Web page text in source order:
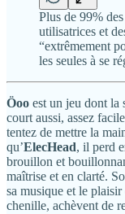
Plus de 99%
utilisatrices et
“extrêmement
les seules à se
Öoo est un jeu dont la
court aussi, assez
tentez de mettre la
qu’ElecHead, il perd
brouillon et
maîtrise et en clarté.
sa musique et le
chenille, achèvent de